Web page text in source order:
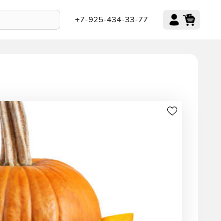
+7-925-434-33-77